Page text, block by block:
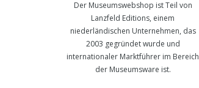
Der Museumswebshop ist Teil von
Lanzfeld Editions, einem
niederländischen Unternehmen, das
2003 gegründet wurde und
internationaler Marktführer im Bereich
der Museumsware ist.